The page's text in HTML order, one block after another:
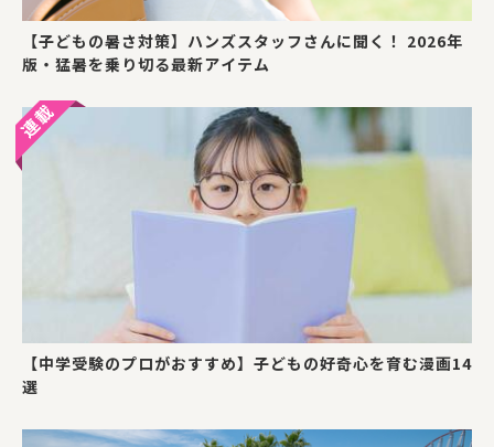
【子どもの暑さ対策】ハンズスタッフさんに聞く！ 2026年
版・猛暑を乗り切る最新アイテム
【中学受験のプロがおすすめ】子どもの好奇心を育む漫画14
選